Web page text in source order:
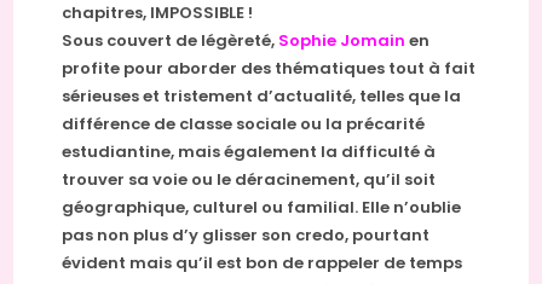
chapitres, IMPOSSIBLE !
Sous couvert de légèreté, Sophie Jomain en
profite pour aborder des thématiques tout à fait
sérieuses et tristement d’actualité, telles que la
différence de classe sociale ou la précarité
estudiantine, mais également la difficulté à
trouver sa voie ou le déracinement, qu’il soit
géographique, culturel ou familial. Elle n’oublie
pas non plus d’y glisser son credo, pourtant
évident mais qu’il est bon de rappeler de temps